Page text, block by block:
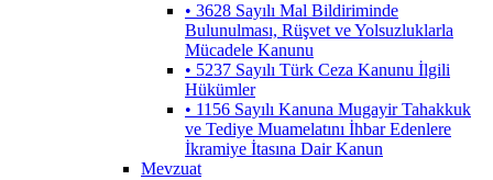
• 3628 Sayılı Mal Bildiriminde
Bulunulması, Rüşvet ve Yolsuzluklarla
Mücadele Kanunu
• 5237 Sayılı Türk Ceza Kanunu İlgili
Hükümler
• 1156 Sayılı Kanuna Mugayir Tahakkuk
ve Tediye Muamelatını İhbar Edenlere
İkramiye İtasına Dair Kanun
Mevzuat